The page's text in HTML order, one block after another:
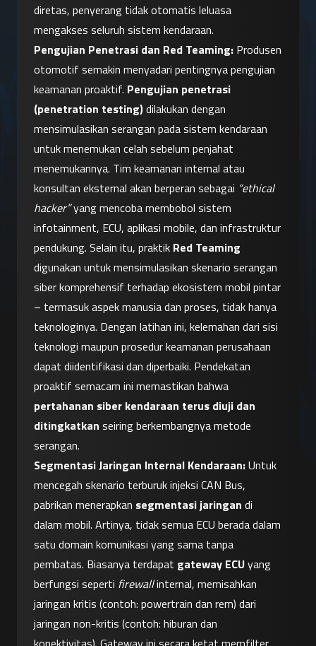
diretas, penyerang tidak otomatis leluasa
mengakses seluruh sistem kendaraan.
Pengujian Penetrasi dan Red Teaming: Produsen
otomotif semakin menyadari pentingnya pengujian
keamanan proaktif. Pengujian penetrasi
(penetration testing) dilakukan dengan
mensimulasikan serangan pada sistem kendaraan
untuk menemukan celah sebelum penjahat
menemukannya. Tim keamanan internal atau
konsultan eksternal akan berperan sebagai “ethical
hacker” yang mencoba membobol sistem
infotainment, ECU, aplikasi mobile, dan infrastruktur
pendukung. Selain itu, praktik Red Teaming
digunakan untuk mensimulasikan skenario serangan
siber komprehensif terhadap ekosistem mobil pintar
– termasuk aspek manusia dan proses, tidak hanya
teknologinya. Dengan latihan ini, kelemahan dari sisi
teknologi maupun prosedur keamanan perusahaan
dapat diidentifikasi dan diperbaiki. Pendekatan
pertahanan siber kendaraan terus diuji dan
ditingkatkan seiring berkembangnya metode
serangan.
Segmentasi Jaringan Internal Kendaraan: Untuk
mencegah skenario terburuk injeksi CAN Bus,
pabrikan menerapkan segmentasi jaringan di
dalam mobil. Artinya, tidak semua ECU berada dalam
satu domain komunikasi yang sama tanpa
pembatas. Biasanya terdapat gateway ECU yang
berfungsi seperti firewall internal, memisahkan
jaringan kritis (contoh: powertrain dan rem) dari
jaringan non-kritis (contoh: hiburan dan